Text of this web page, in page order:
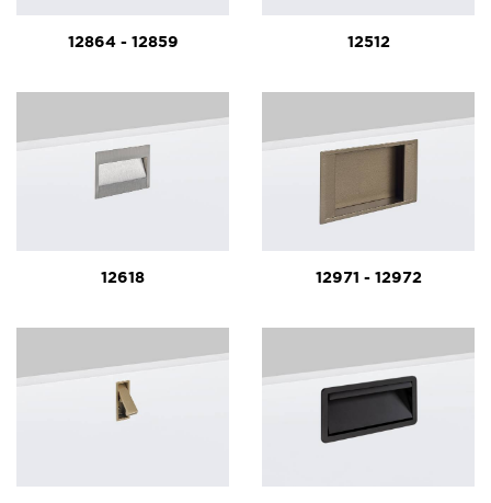
12864 - 12859 12512
12618 12971 - 12972